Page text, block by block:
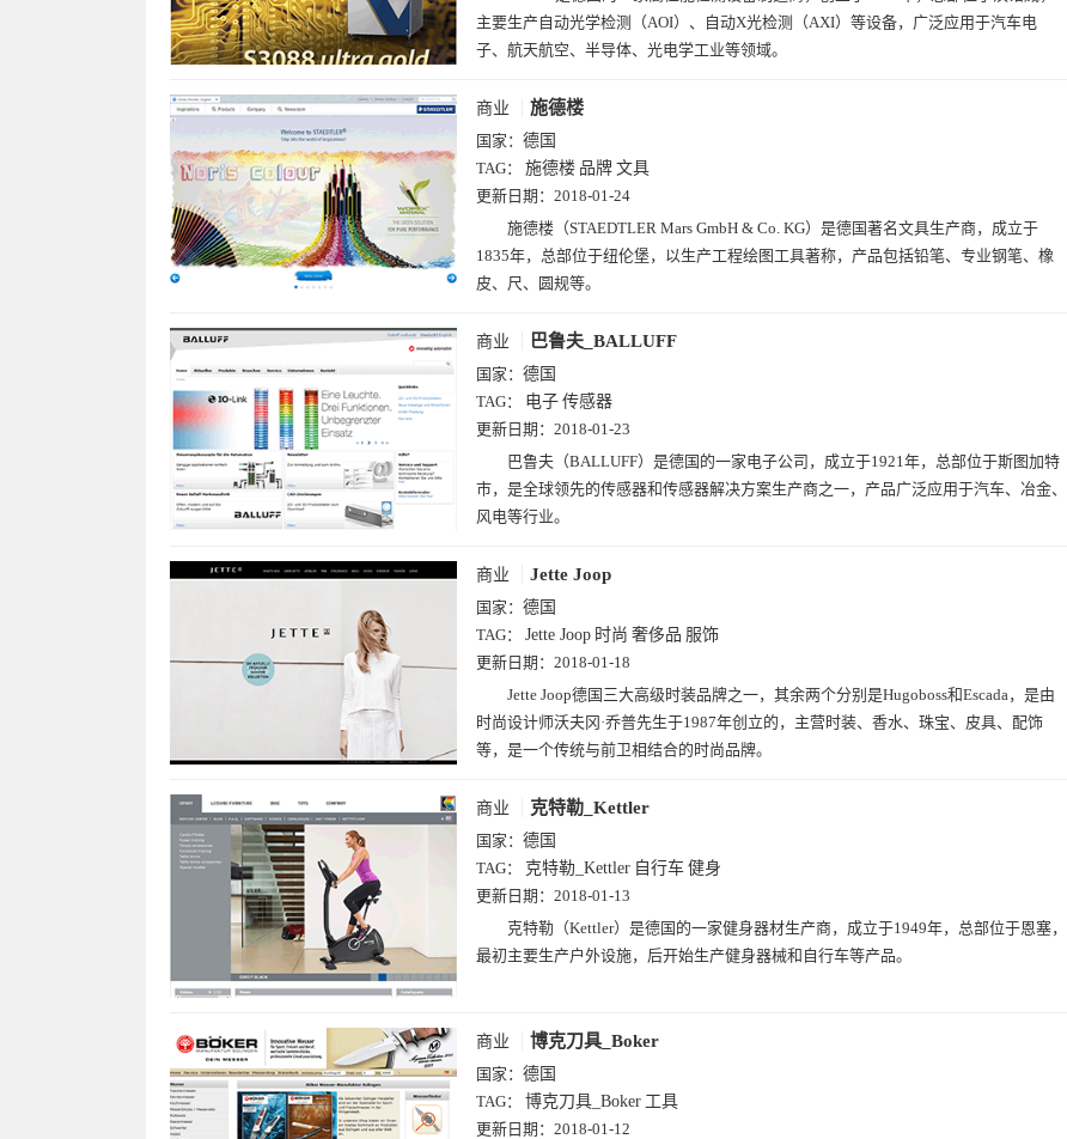
主要生产自动光学检测（AOI）、自动X光检测（AXI）等设备，广泛应用于汽车电
子、航天航空、半导体、光电学工业等领域。
商业 施德楼
国家： 德国
TAG： 施德楼 品牌 文具
更新日期： 2018-01-24
施德楼（STAEDTLER Mars GmbH & Co. KG）是德国著名文具生产商，成立于
1835年，总部位于纽伦堡，以生产工程绘图工具著称，产品包括铅笔、专业钢笔、橡
皮、尺、圆规等。
商业 巴鲁夫_BALLUFF
国家： 德国
TAG： 电子 传感器
更新日期： 2018-01-23
巴鲁夫（BALLUFF）是德国的一家电子公司，成立于1921年，总部位于斯图加特
市，是全球领先的传感器和传感器解决方案生产商之一，产品广泛应用于汽车、冶金、
风电等行业。
商业 Jette Joop
国家： 德国
TAG： Jette Joop 时尚 奢侈品 服饰
更新日期： 2018-01-18
Jette Joop德国三大高级时装品牌之一，其余两个分别是Hugoboss和Escada，是由
时尚设计师沃夫冈·乔普先生于1987年创立的，主营时装、香水、珠宝、皮具、配饰
等，是一个传统与前卫相结合的时尚品牌。
商业 克特勒_Kettler
国家： 德国
TAG： 克特勒_Kettler 自行车 健身
更新日期： 2018-01-13
克特勒（Kettler）是德国的一家健身器材生产商，成立于1949年，总部位于恩塞，
最初主要生产户外设施，后开始生产健身器械和自行车等产品。
商业 博克刀具_Boker
国家： 德国
TAG： 博克刀具_Boker 工具
更新日期： 2018-01-12